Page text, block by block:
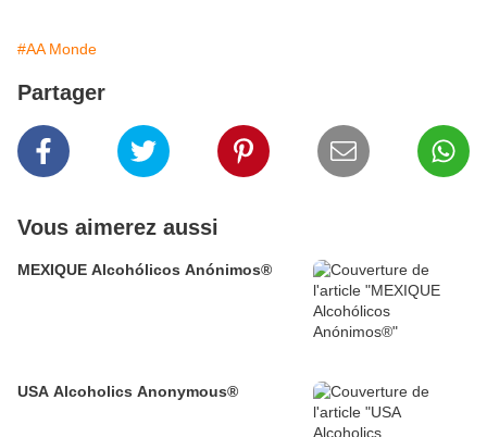
#AA Monde
Partager
Vous aimerez aussi
MEXIQUE Alcohólicos Anónimos®
USA Alcoholics Anonymous®